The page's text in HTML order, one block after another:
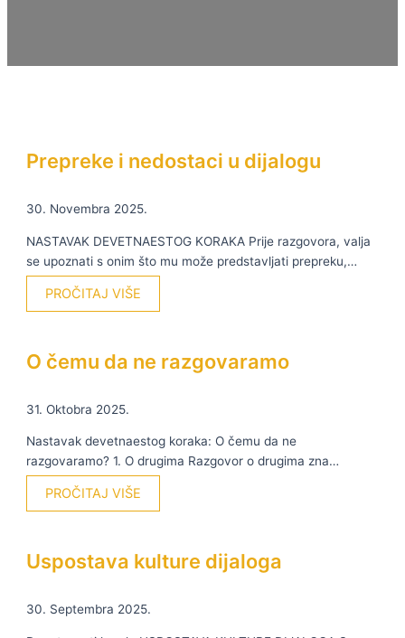
Prepreke i nedostaci u dijalogu
30. Novembra 2025.
NASTAVAK DEVETNAESTOG KORAKA Prije razgovora, valja
se upoznati s onim što mu može predstavljati prepreku,…
PROČITAJ VIŠE
O čemu da ne razgovaramo
31. Oktobra 2025.
Nastavak devetnaestog koraka: O čemu da ne
razgovaramo? 1. O drugima Razgovor o drugima zna…
PROČITAJ VIŠE
Uspostava kulture dijaloga
30. Septembra 2025.